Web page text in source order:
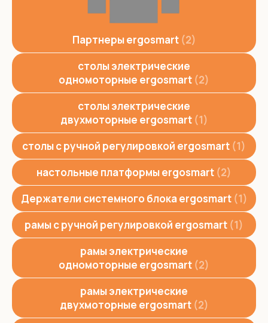
Партнеры ergosmart 2
столы электрические
одномоторные ergosmart 2
столы электрические
двухмоторные ergosmart 1
столы с ручной регулировкой ergosmart 1
настольные платформы ergosmart 2
Держатели системного блока ergosmart 1
рамы с ручной регулировкой ergosmart 1
рамы электрические
одномоторные ergosmart 2
рамы электрические
двухмоторные ergosmart 2